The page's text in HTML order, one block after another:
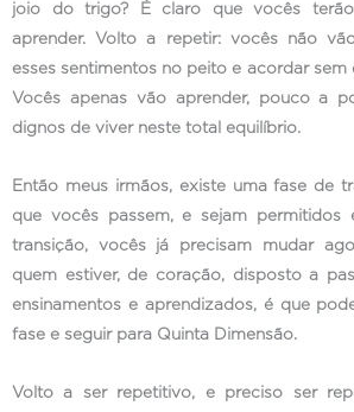
joio do trigo? É claro que vocês
aprender. Volto a repetir: vocês não
esses sentimentos no peito e acordar sem
Vocês apenas vão aprender, pouco a
dignos de viver neste total equilíbrio.
Então meus irmãos, existe uma fase de
que vocês passem, e sejam permitidos
transição, vocês já precisam mudar
quem estiver, de coração, disposto a
ensinamentos e aprendizados, é que
fase e seguir para Quinta Dimensão.
Volto a ser repetitivo, e preciso ser